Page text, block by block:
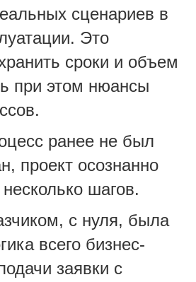
сценариев в
Это
сроки и объем
при этом нюансы
ранее не был
проект осознанно
шагов.
с нуля, была
всего бизнес-
заявки с